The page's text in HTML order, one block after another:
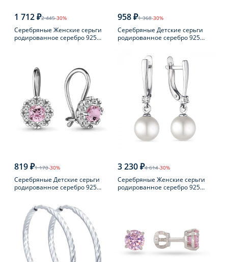
1 712 ₽2 445-30%
Серебряные Женские серьги
родированное серебро 925
958 ₽1 368-30%
Серебряные Детские серьги
родированное серебро 925
819 ₽1 170-30%
Серебряные Детские серьги
родированное серебро 925
3 230 ₽4 614-30%
Серебряные Женские серьги
родированное серебро 925